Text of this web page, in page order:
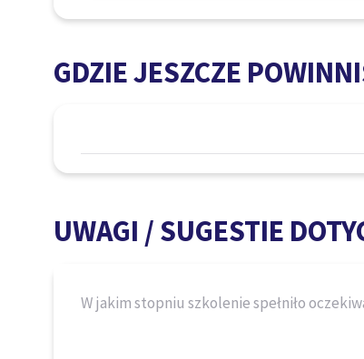
GDZIE JESZCZE
UWAGI / SUGESTIE